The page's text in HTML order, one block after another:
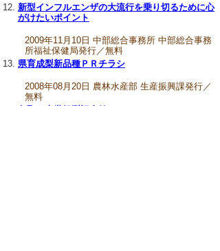
新型インフルエンザの大流行を乗り切るために心
がけたいポイント
2009年11月10日 中部総合事務所 中部総合事務
所福祉保健局発行／無料
県育成梨新品種ＰＲチラシ
2008年08月20日 農林水産部 生産振興課発行／
無料